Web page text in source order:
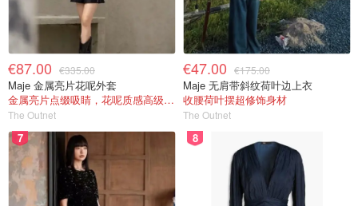
€87.00 €335.00
Maje 金属亮片花呢外套
金属亮片点缀吸睛，花呢质感高级又显贵
The Outnet
€47.00 €175.00
Maje 无肩带斜纹荷叶边上衣
收腰荷叶摆超修饰身材
The Outnet
7 8